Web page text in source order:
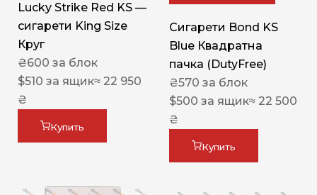
Lucky Strike Red KS —
сигарети King Size
Круг
₴600 за блок
$510 за ящик≈ 22 950
₴
Купить
Сигарети Bond KS
Blue Квадратна
пачка (DutyFree)
₴570 за блок
$500 за ящик≈ 22 500
₴
Купить